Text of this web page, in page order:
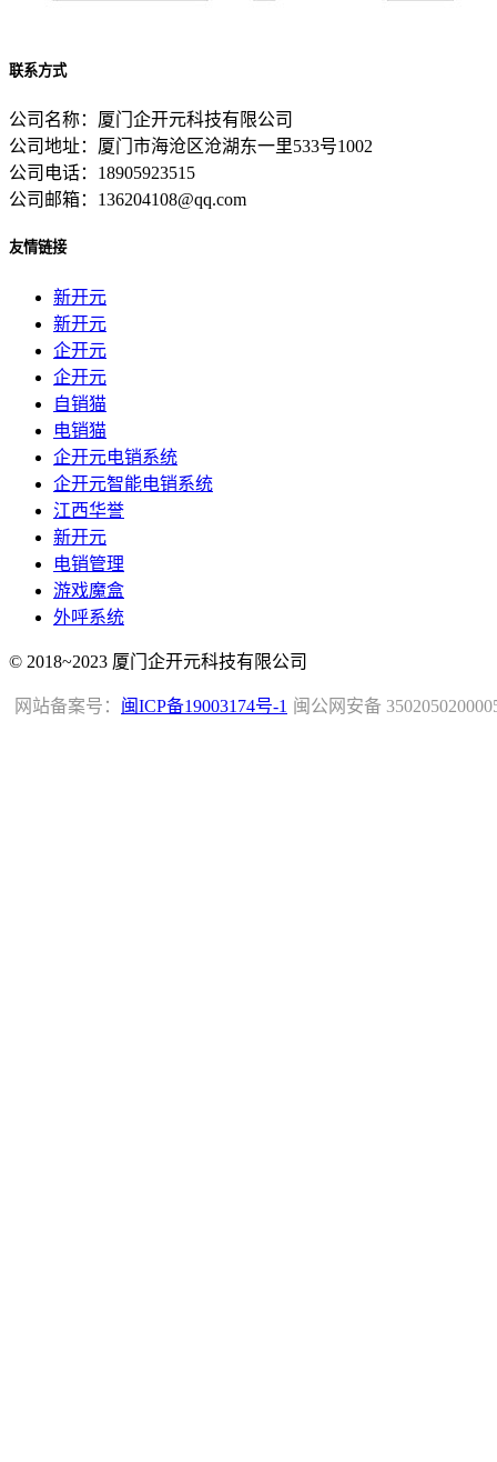
联系方式
公司名称：厦门企开元科技有限公司
公司地址：厦门市海沧区沧湖东一里533号1002
公司电话：18905923515
公司邮箱：136204108@qq.com
友情链接
新开元
新开元
企开元
企开元
自销猫
电销猫
企开元电销系统
企开元智能电销系统
江西华誉
新开元
电销管理
游戏魔盒
外呼系统
© 2018~2023 厦门企开元科技有限公司
闽公网安备
网站备案号： 闽ICP备19003174号-1